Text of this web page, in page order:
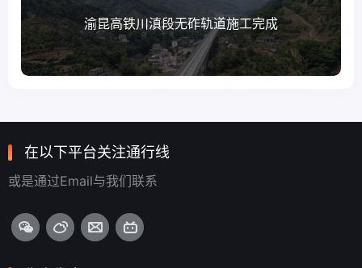
渝昆高铁川滇段无砟轨道施工完成
在以下平台关注通行线
或是通过Email与我们联系